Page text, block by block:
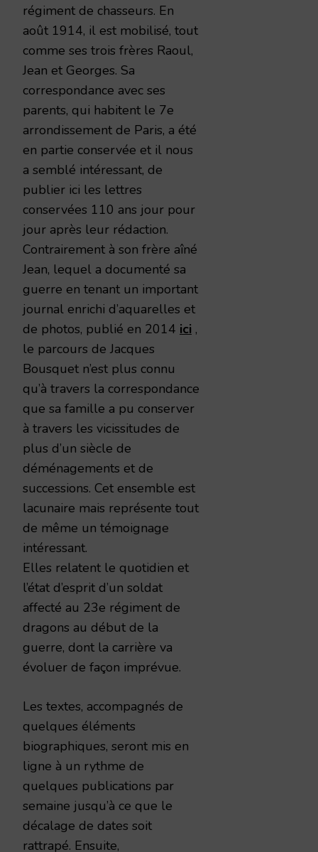
régiment de chasseurs. En
août 1914, il est mobilisé, tout
comme ses trois frères Raoul,
Jean et Georges. Sa
correspondance avec ses
parents, qui habitent le 7e
arrondissement de Paris, a été
en partie conservée et il nous
a semblé intéressant, de
publier ici les lettres
conservées 110 ans jour pour
jour après leur rédaction.
Contrairement à son frère aîné
Jean, lequel a documenté sa
guerre en tenant un important
journal enrichi d’aquarelles et
de photos, publié en 2014 ici ,
le parcours de Jacques
Bousquet n’est plus connu
qu’à travers la correspondance
que sa famille a pu conserver
à travers les vicissitudes de
plus d’un siècle de
déménagements et de
successions. Cet ensemble est
lacunaire mais représente tout
de même un témoignage
intéressant.
Elles relatent le quotidien et
l’état d’esprit d’un soldat
affecté au 23e régiment de
dragons au début de la
guerre, dont la carrière va
évoluer de façon imprévue.
Les textes, accompagnés de
quelques éléments
biographiques, seront mis en
ligne à un rythme de
quelques publications par
semaine jusqu’à ce que le
décalage de dates soit
rattrapé. Ensuite,